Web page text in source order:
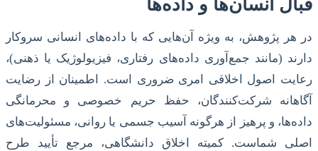
قبال انسان‌ها و داده‌ها
در هر پژوهش، به ویژه آن‌هایی که با داده‌های انسانی سروکار
دارند (مانند جمع‌آوری داده‌های رفتاری، فیزیولوژیک یا ذهنی)،
رعایت اصول اخلاقی امری ضروری است. اطمینان از رضایت
آگاهانه شرکت‌کنندگان، حفظ حریم خصوصی و محرمانگی
داده‌ها، و پرهیز از هرگونه آسیب جسمی یا روانی، مسئولیت‌های
اصلی شماست. کمیته اخلاق دانشگاهی، مرجع تأیید طرح